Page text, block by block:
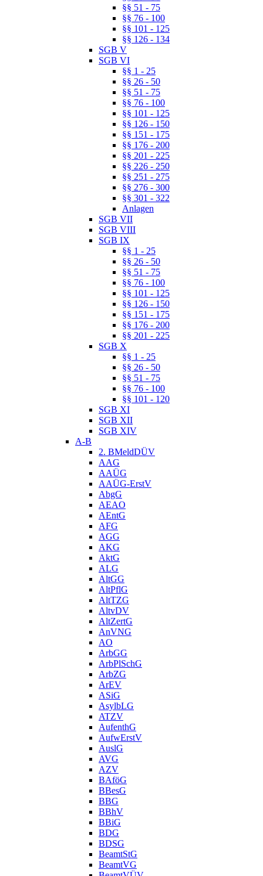
§§ 51 - 75
§§ 76 - 100
§§ 101 - 125
§§ 126 - 134
SGB V
SGB VI
§§ 1 - 25
§§ 26 - 50
§§ 51 - 75
§§ 76 - 100
§§ 101 - 125
§§ 126 - 150
§§ 151 - 175
§§ 176 - 200
§§ 201 - 225
§§ 226 - 250
§§ 251 - 275
§§ 276 - 300
§§ 301 - 322
Anlagen
SGB VII
SGB VIII
SGB IX
§§ 1 - 25
§§ 26 - 50
§§ 51 - 75
§§ 76 - 100
§§ 101 - 125
§§ 126 - 150
§§ 151 - 175
§§ 176 - 200
§§ 201 - 225
SGB X
§§ 1 - 25
§§ 26 - 50
§§ 51 - 75
§§ 76 - 100
§§ 101 - 120
SGB XI
SGB XII
SGB XIV
A-B
2. BMeldDÜV
AAG
AAÜG
AAÜG-ErstV
AbgG
AEAO
AEntG
AFG
AGG
AKG
AktG
ALG
AltGG
AltPflG
AltTZG
AltvDV
AltZertG
AnVNG
AO
ArbGG
ArbPlSchG
ArbZG
ArEV
ASiG
AsylbLG
ATZV
AufenthG
AufwErstV
AuslG
AVG
AZV
BAföG
BBesG
BBG
BBhV
BBiG
BDG
BDSG
BeamtStG
BeamtVG